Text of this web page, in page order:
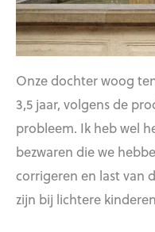
Onze dochter woog
3,5 jaar, volgens de
probleem. Ik heb wel
bezwaren die we
corrigeren en last van
zijn bij lichtere